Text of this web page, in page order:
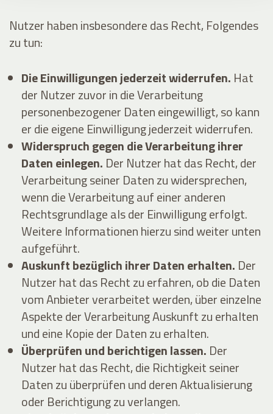
Nutzer haben insbesondere das Recht, Folgendes
zu tun:
Die Einwilligungen jederzeit widerrufen. Hat
der Nutzer zuvor in die Verarbeitung
personenbezogener Daten eingewilligt, so kann
er die eigene Einwilligung jederzeit widerrufen.
Widerspruch gegen die Verarbeitung ihrer
Daten einlegen. Der Nutzer hat das Recht, der
Verarbeitung seiner Daten zu widersprechen,
wenn die Verarbeitung auf einer anderen
Rechtsgrundlage als der Einwilligung erfolgt.
Weitere Informationen hierzu sind weiter unten
aufgeführt.
Auskunft bezüglich ihrer Daten erhalten. Der
Nutzer hat das Recht zu erfahren, ob die Daten
vom Anbieter verarbeitet werden, über einzelne
Aspekte der Verarbeitung Auskunft zu erhalten
und eine Kopie der Daten zu erhalten.
Überprüfen und berichtigen lassen. Der
Nutzer hat das Recht, die Richtigkeit seiner
Daten zu überprüfen und deren Aktualisierung
oder Berichtigung zu verlangen.